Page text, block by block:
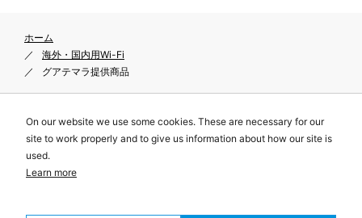
ホーム
海外・国内用Wi-Fi
グアテマラ提供商品
プライバシーポリシー
サイトポリシー
特定商取引に関する表示
On our website we use some cookies. These are necessary for our
site to work properly and to give us information about how our site is
used.
Learn more